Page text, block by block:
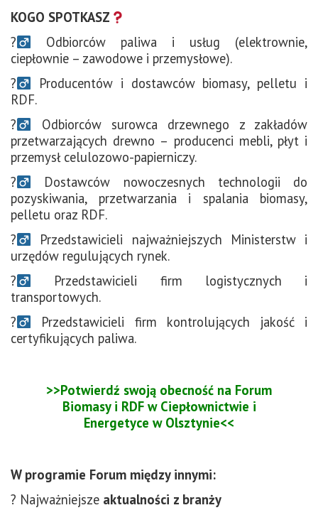
KOGO SPOTKASZ
?‍
Odbiorców paliwa i usług (elektrownie,
ciepłownie – zawodowe i przemysłowe).
?‍
Producentów i dostawców biomasy, pelletu i
RDF.
?‍
Odbiorców surowca drzewnego z zakładów
przetwarzających drewno – producenci mebli, płyt i
przemysł celulozowo-papierniczy.
?‍
Dostawców nowoczesnych technologii do
pozyskiwania, przetwarzania i spalania biomasy,
pelletu oraz RDF.
?‍
Przedstawicieli najważniejszych Ministerstw i
urzędów regulujących rynek.
?‍
Przedstawicieli firm logistycznych i
transportowych.
?‍
Przedstawicieli firm kontrolujących jakość i
certyfikujących paliwa.
>>Potwierdź swoją obecność na Forum
Biomasy i RDF w Ciepłownictwie i
Energetyce w Olsztynie<<
W programie Forum między innymi:
? Najważniejsze aktualności z branży